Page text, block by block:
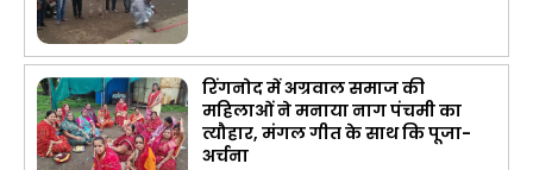
रिंगनोद में अग्रवाल समाज की
महिलाओं ने मनाया नाग पंचमी का
त्यौहार, मंगल गीत के साथ कि पूजा-
अर्चना